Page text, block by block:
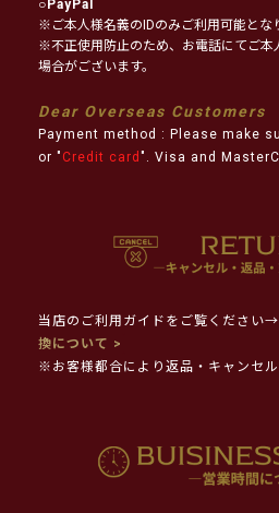
○PayPal
※ご本人様名義のIDのみご利用可能とな
※不正使用防止のため、お電話にてご本
場合がございます。
Dear Overseas Customers
Payment method : Please make
or " Credit card ". Visa and
当店のご利用ガイドをご覧ください→
換について >
※お客様都合により返品・キャンセル